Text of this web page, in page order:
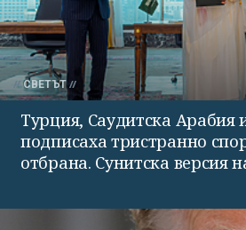
СВЕТЪТ
Турция, Саудитска Арабия
подписаха тристранно
отбрана. Сунитска версия